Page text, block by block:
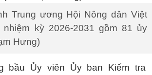
Trung ương Hội Nông dân Việt
nhiệm kỳ 2026-2031 gồm 81 ủy
Hưng)
bầu Ủy viên Ủy ban Kiểm tra